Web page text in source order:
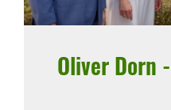
Oliver Dorn